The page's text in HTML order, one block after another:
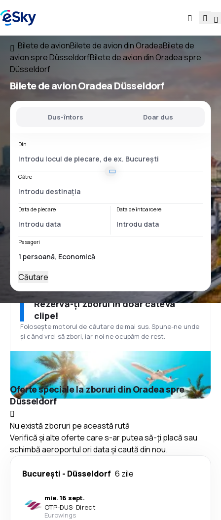
Bilete de avionBilete de avion din OradeaBilete de
avion spre DüsseldorfBilete de avion din Oradea spre
Düsseldorf
Bilete de avionOradea Düsseldorf
Dus-întors Doar dus
Din
Către
Data de plecare Data de întoarcere
Pasageri
Căutare
Rezervă-ți zborul în doar câteva
clipe!
Folosește motorul de căutare de mai sus. Spune-ne unde
și când vrei să zbori, iar noi ne ocupăm de rest.
Oferte speciale la zboruri din Oradea spre
Düsseldorf
Nu există zboruri pe această rută
Verifică și alte oferte care s-ar putea să-ți placă sau
schimbă aeroportul ori data și caută din nou.
București - Düsseldorf 6 zile
mie. 16 sept.
OTP-DUS· Direct
Eurowings